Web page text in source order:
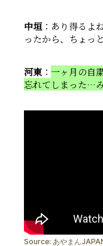
中垣：あり得るよ
ったから、ちょっ
河東 ： 一ヶ月の自
忘れてしまった…
Source: あやまん